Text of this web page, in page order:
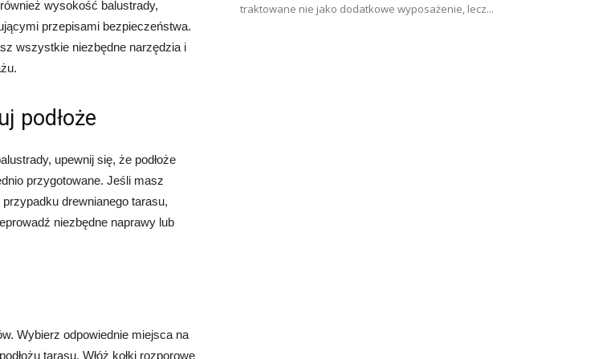
wysokość balustrady,
przepisami bezpieczeństwa.
wszystkie niezbędne narzędzia i
podłoże
upewnij się, że podłoże
przygotowane. Jeśli masz
drewnianego tarasu,
niezbędne naprawy lub
Wybierz odpowiednie miejsca na
tarasu. Włóż kołki rozporowe
traktowane nie jako dodatkowe wyposażenie, lecz...